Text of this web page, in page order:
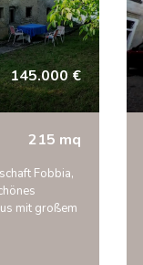
145.000 €
215 mq
Fobbia,
mit großem